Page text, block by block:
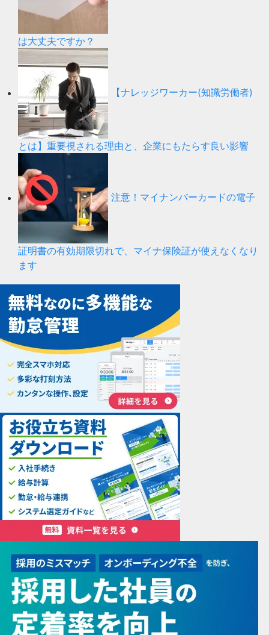
は大丈夫ですか？
【ナレッジワーカー(知識労働者)
とは】重要視される理由と、企業にもたらす良い影響
注意！マイナンバーカードの電子
証明書の有効期限切れで、マイナ保険証が使えなくなり
ます